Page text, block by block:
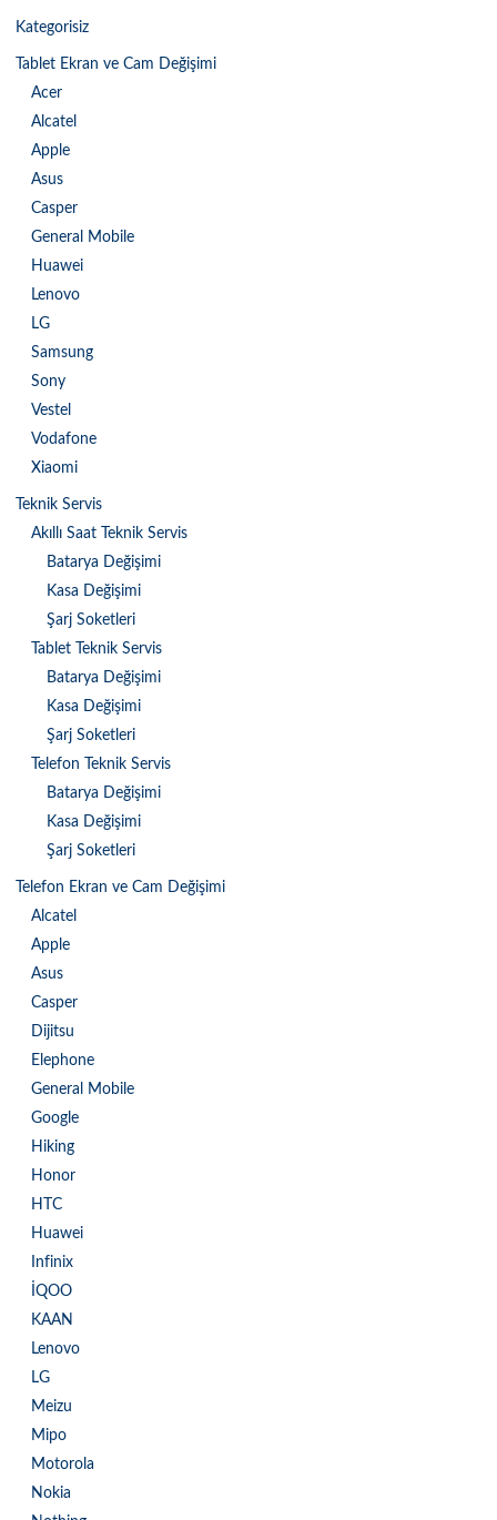
Kategorisiz
Tablet Ekran ve Cam Değişimi
Acer
Alcatel
Apple
Asus
Casper
General Mobile
Huawei
Lenovo
LG
Samsung
Sony
Vestel
Vodafone
Xiaomi
Teknik Servis
Akıllı Saat Teknik Servis
Batarya Değişimi
Kasa Değişimi
Şarj Soketleri
Tablet Teknik Servis
Batarya Değişimi
Kasa Değişimi
Şarj Soketleri
Telefon Teknik Servis
Batarya Değişimi
Kasa Değişimi
Şarj Soketleri
Telefon Ekran ve Cam Değişimi
Alcatel
Apple
Asus
Casper
Dijitsu
Elephone
General Mobile
Google
Hiking
Honor
HTC
Huawei
Infinix
İQOO
KAAN
Lenovo
LG
Meizu
Mipo
Motorola
Nokia